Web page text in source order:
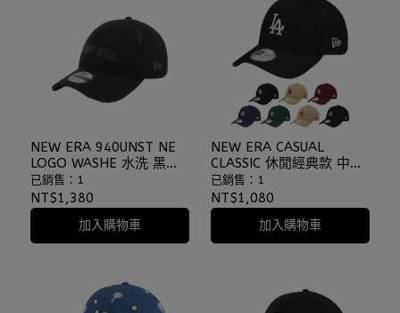
NEW ERA 940UNST NE
LOGO WASHE 水洗 黑色
刷破 仿舊 軟布老帽
⫷ScrewCap⫸
已銷售：1
NT$1,380
加入購物車
NEW ERA CASUAL
CLASSIC 休閒經典款 中標
洋基 道奇 多色 老帽 棒球
帽 軟板老帽
⫷ScrewCap⫸
已銷售：1
NT$1,080
加入購物車